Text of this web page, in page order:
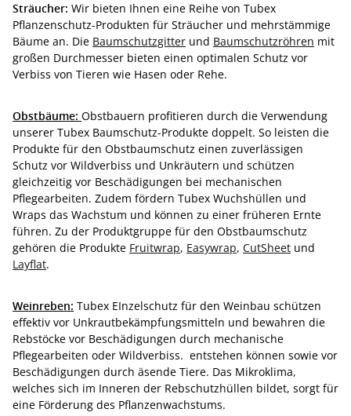
Sträucher: Wir bieten Ihnen eine Reihe von Tubex
Pflanzenschutz-Produkten für Sträucher und mehrstämmige
Bäume an. Die Baumschutzgitter und Baumschutzröhren mit
großen Durchmesser bieten einen optimalen Schutz vor
Verbiss von Tieren wie Hasen oder Rehe.
Obstbäume: Obstbauern profitieren durch die Verwendung
unserer Tubex Baumschutz-Produkte doppelt. So leisten die
Produkte für den Obstbaumschutz einen zuverlässigen
Schutz vor Wildverbiss und Unkräutern und schützen
gleichzeitig vor Beschädigungen bei mechanischen
Pflegearbeiten. Zudem fördern Tubex Wuchshüllen und
Wraps das Wachstum und können zu einer früheren Ernte
führen. Zu der Produktgruppe für den Obstbaumschutz
gehören die Produkte Fruitwrap, Easywrap, CutSheet und
Layflat.
Weinreben: Tubex EInzelschutz für den Weinbau schützen
effektiv vor Unkrautbekämpfungsmitteln und bewahren die
Rebstöcke vor Beschädigungen durch mechanische
Pflegearbeiten oder Wildverbiss. entstehen können sowie vor
Beschädigungen durch äsende Tiere. Das Mikroklima,
welches sich im Inneren der Rebschutzhüllen bildet, sorgt für
eine Förderung des Pflanzenwachstums.